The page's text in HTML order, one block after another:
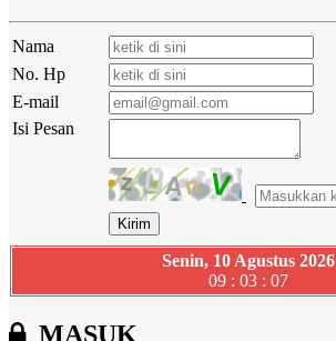
Nama
No. Hp
E-mail
Isi Pesan
Senin, 10 Agustus 2026
09 : 03 : 07
MASUK